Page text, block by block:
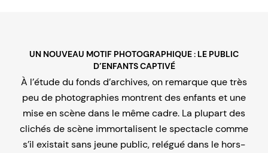
UN NOUVEAU MOTIF PHOTOGRAPHIQUE : LE PUBLIC
D’ENFANTS CAPTIVÉ
À l’étude du fonds d’archives, on remarque que très
peu de photographies montrent des enfants et une
mise en scène dans le même cadre. La plupart des
clichés de scène immortalisent le spectacle comme
s’il existait sans jeune public, relégué dans le hors-